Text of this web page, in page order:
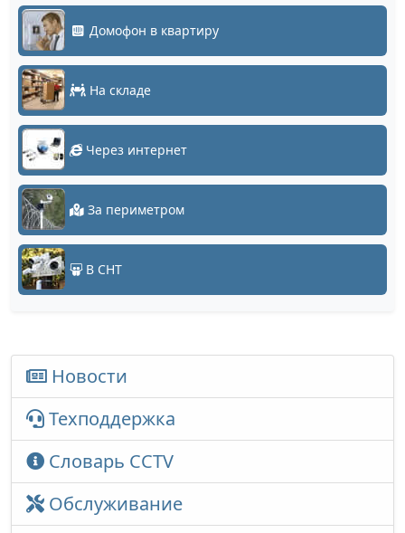
Домофон в квартиру
На складе
Через интернет
За периметром
В СНТ
Новости
Техподдержка
Словарь CCTV
Обслуживание